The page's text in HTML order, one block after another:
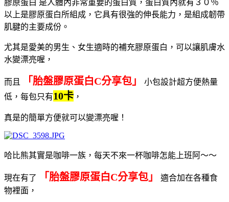
膠原蛋白 是人體內非常重要的蛋白質，蛋白質內就有３０％
以上是膠原蛋白所組成，它具有很強的伸長能力，是組成韌帶
肌腱的主要成份。
尤其是愛美的男生、女生適時的補充膠原蛋白，可以讓肌膚水
水變漂亮喔，
而且 「胎盤膠原蛋白C分享包」
小包設計超方便熱量
低，每包只有10卡 ，
真是的簡單方便就可以變漂亮喔！
哈比熊其實是咖啡一族，每天不來一杯咖啡怎能上班阿～～
現在有了 「胎盤膠原蛋白C分享包」
適合加在各種食
物裡面，